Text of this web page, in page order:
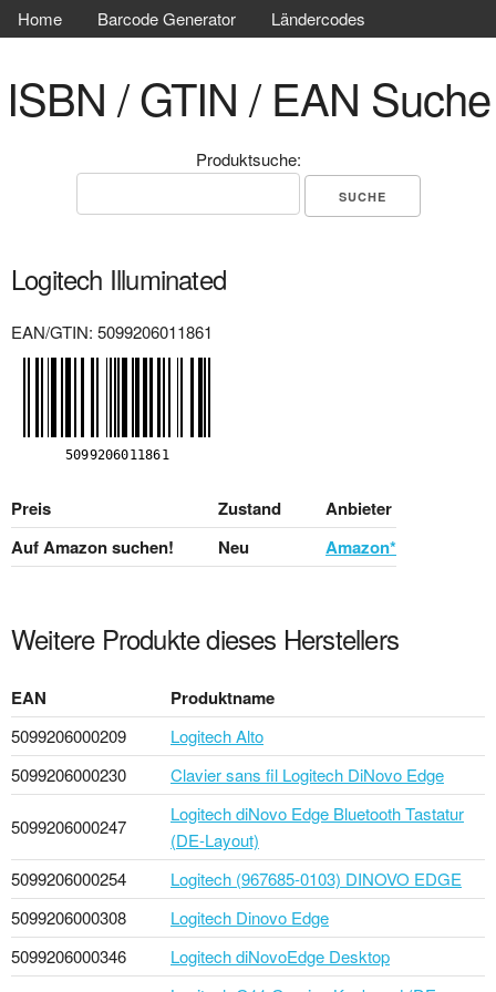
Home Barcode Generator Ländercodes
ISBN / GTIN / EAN Suche
Produktsuche:
Logitech Illuminated
EAN/GTIN: 5099206011861
Preis Zustand
Anbieter
Auf Amazon suchen!
Neu Amazon*
Weitere Produkte dieses Herstellers
EAN Produktname
5099206000209
Logitech Alto
5099206000230
Clavier sans fil Logitech DiNovo Edge
5099206000247
Logitech diNovo Edge Bluetooth Tastatur
(DE-Layout)
5099206000254
Logitech (967685-0103) DINOVO EDGE
5099206000308
Logitech Dinovo Edge
5099206000346
Logitech diNovoEdge Desktop